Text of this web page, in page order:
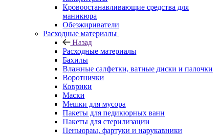
Кровоостанавливающие средства для
маникюра
Обезжириватели
Расходные материалы
Назад
Расходные материалы
Бахилы
Влажные салфетки, ватные диски и палочки
Воротнички
Коврики
Маски
Мешки для мусора
Пакеты для педикюрных ванн
Пакеты для стерилизации
Пеньюраы, фартуки и нарукавники